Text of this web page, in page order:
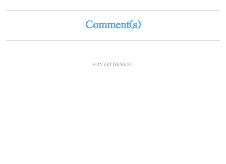
Comment(s)
ADVERTISEMENT